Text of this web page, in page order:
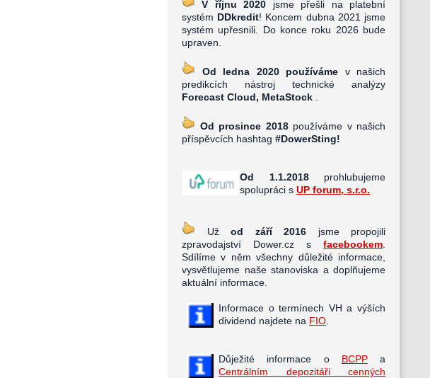
V říjnu 2020 jsme přešli na platební
systém DDkredit! Koncem dubna 2021 jsme
systém upřesnili. Do konce roku 2026 bude
upraven.
Od ledna 2020 používáme v našich
predikcích nástroj technické analýzy
Forecast Cloud, MetaStock
Od prosince 2018používáme v našich
příspěvcích hashtag #DowerSting!
Od 1.1.2018prohlubujeme
spolupráci s UP forum, s.r.o.
Už od září 2016 jsme propojili
zpravodajství Dower.cz s facebookem
Sdílíme v něm všechny důležité informace,
vysvětlujeme naše stanoviska a doplňujeme
aktuální informace.
Informace o termínech VH a výších
dividend najdete na FIO
Důježité informace o BCPPa
Centrálním depozitáři cenných